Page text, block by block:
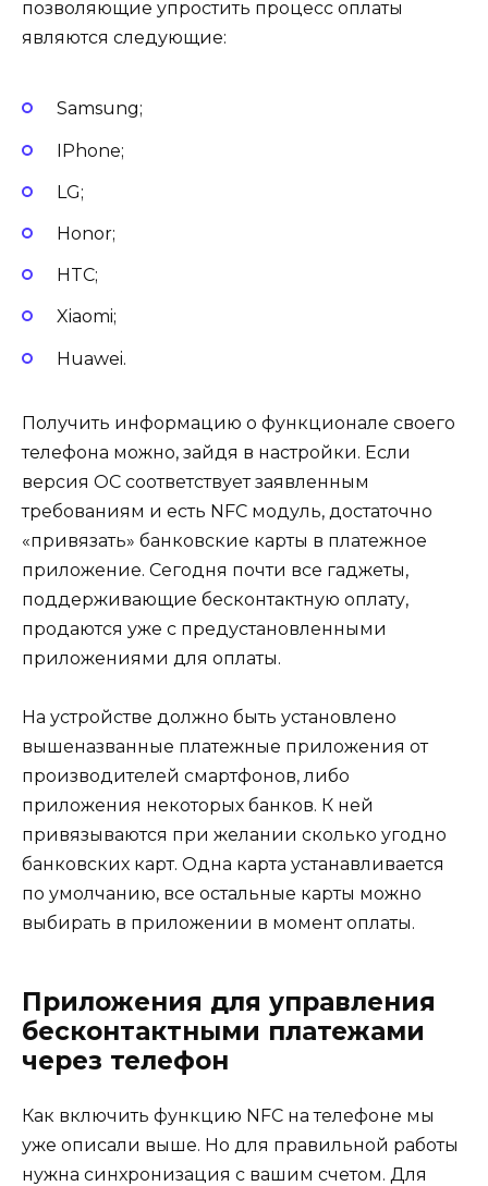
позволяющие упростить процесс оплаты
являются следующие:
Samsung;
IPhone;
LG;
Honor;
HTC;
Xiaomi;
Huawei.
Получить информацию о функционале своего
телефона можно, зайдя в настройки. Если
версия ОС соответствует заявленным
требованиям и есть NFC модуль, достаточно
«привязать» банковские карты в платежное
приложение. Сегодня почти все гаджеты,
поддерживающие бесконтактную оплату,
продаются уже с предустановленными
приложениями для оплаты.
На устройстве должно быть установлено
вышеназванные платежные приложения от
производителей смартфонов, либо
приложения некоторых банков. К ней
привязываются при желании сколько угодно
банковских карт. Одна карта устанавливается
по умолчанию, все остальные карты можно
выбирать в приложении в момент оплаты.
Приложения для управления
бесконтактными платежами
через телефон
Как включить функцию NFC на телефоне мы
уже описали выше. Но для правильной работы
нужна синхронизация с вашим счетом. Для